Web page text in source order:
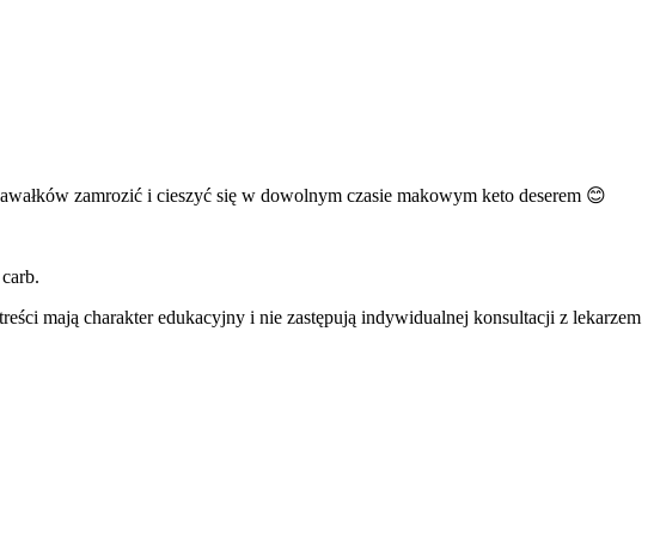
zamrozić i cieszyć się w dowolnym czasie makowym keto deserem 😊
mają charakter edukacyjny i nie zastępują indywidualnej konsultacji z lekarzem